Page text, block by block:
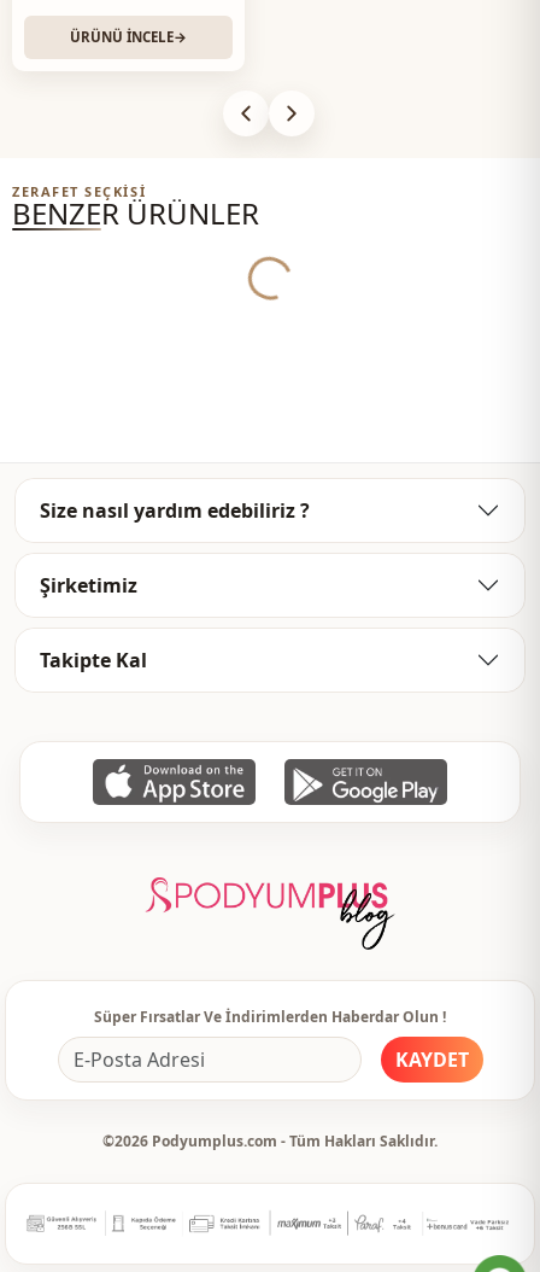
İspanyol kol
Detay Fermuarlı
Astarlı
ÜRÜNÜ İNCELE→
ZERAFET SEÇKISI
BENZER ÜRÜNLER
Yukleniyor...
Size nasıl yardım edebiliriz ?
Şirketimiz
Takipte Kal
Süper Fırsatlar Ve İndirimlerden Haberdar Olun !
KAYDET
©2026 Podyumplus.com - Tüm Hakları Saklıdır.